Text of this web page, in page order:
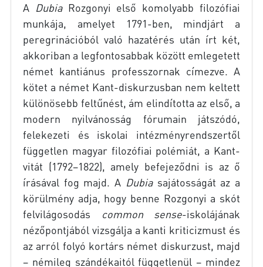
A DubiaRozgonyi első komolyabb filozófiai
munkája, amelyet 1791-ben, mindjárt a
peregrinációból való hazatérés után írt két,
akkoriban a legfontosabbak között emlegetett
német kantiánus professzornak címezve. A
kötet a német Kant-diskurzusban nem keltett
különösebb feltűnést, ám elindította az első, a
modern nyilvánosság fórumain játszódó,
felekezeti és iskolai intézményrendszertől
független magyar filozófiai polémiát, a Kant-
vitát (1792–1822), amely befejeződni is az ő
írásával fog majd. A Dubiasajátosságát az a
körülmény adja, hogy benne Rozgonyi a skót
felvilágosodás
common sense-iskolájának
nézőpontjából vizsgálja a kanti kriticizmust és
az arról folyó kortárs német diskurzust, majd
– némileg szándékaitól függetlenül – mindez